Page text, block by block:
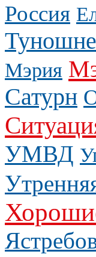
Россия
Туношне
Мэрия
Сатурн
УМВД